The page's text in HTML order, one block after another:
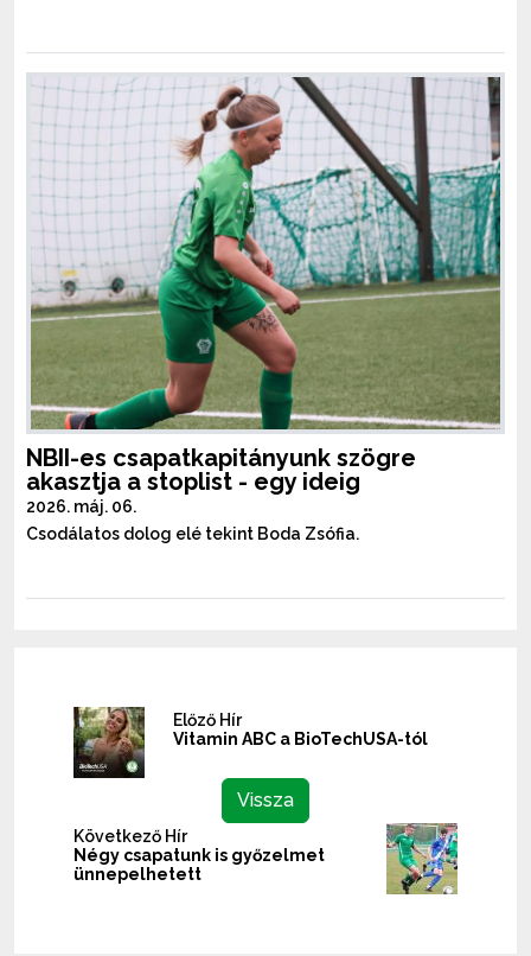
NBII-es csapatkapitányunk szögre
akasztja a stoplist - egy ideig
2026. máj. 06.
Csodálatos dolog elé tekint Boda Zsófia.
Előző Hír
Vitamin ABC a BioTechUSA-tól
Vissza
Következő Hír
Négy csapatunk is győzelmet
ünnepelhetett